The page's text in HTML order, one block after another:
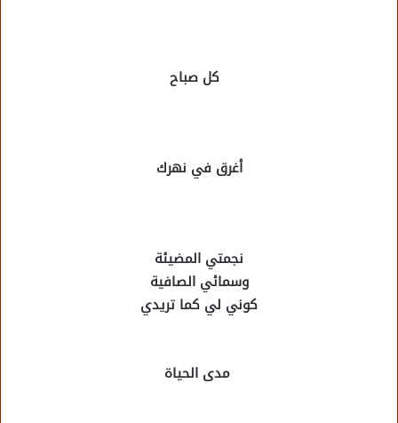
كل صباح
أغرق في نهرك
نجمتي المضيئة
وسمائي الصافية
كوني لي كما تريدي
مدى الحياة